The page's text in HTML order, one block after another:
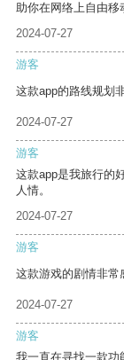
助你在网络上自由移
2024-07-27
游客
这款app的路线规划
2024-07-27
游客
这款app是我旅行的
人情。
2024-07-27
游客
这款游戏的剧情非常
2024-07-27
游客
我一直在寻找一款功